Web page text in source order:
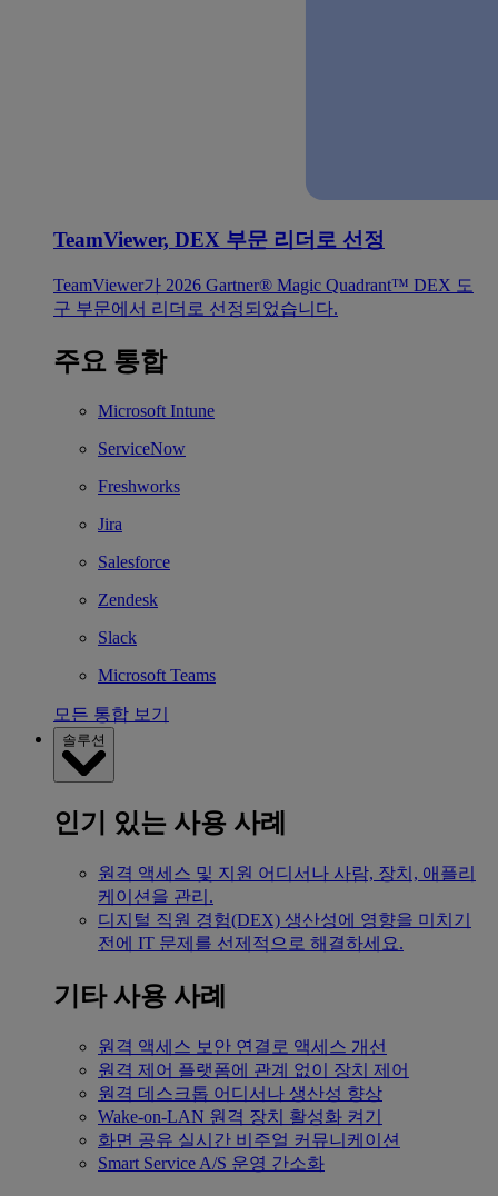
TeamViewer, DEX 부문 리더로 선정
TeamViewer가 2026 Gartner® Magic Quadrant™ DEX 도
구 부문에서 리더로 선정되었습니다.
주요 통합
Microsoft Intune
ServiceNow
Freshworks
Jira
Salesforce
Zendesk
Slack
Microsoft Teams
모든 통합 보기
솔루션
인기 있는 사용 사례
원격 액세스 및 지원 어디서나 사람, 장치, 애플리
케이션을 관리.
디지털 직원 경험(DEX) 생산성에 영향을 미치기
전에 IT 문제를 선제적으로 해결하세요.
기타 사용 사례
원격 액세스 보안 연결로 액세스 개선
원격 제어 플랫폼에 관계 없이 장치 제어
원격 데스크톱 어디서나 생산성 향상
Wake-on-LAN 원격 장치 활성화 켜기
화면 공유 실시간 비주얼 커뮤니케이션
Smart Service A/S 운영 간소화